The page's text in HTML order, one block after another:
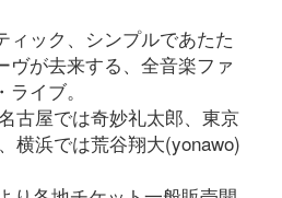
ィック、シンプルであたた
ヴが去来する、全音楽ファ
イブ。
古屋では奇妙礼太郎、東京
横浜では荒谷翔大(yonawo)